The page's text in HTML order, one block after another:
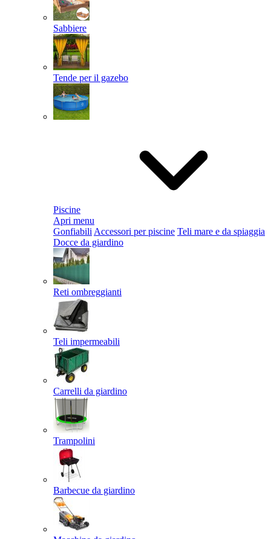
Sabbiere
Tende per il gazebo
Piscine
Apri menu
Gonfiabili Accessori per piscine Teli mare e da spiaggia
Docce da giardino
Reti ombreggianti
Teli impermeabili
Carrelli da giardino
Trampolini
Barbecue da giardino